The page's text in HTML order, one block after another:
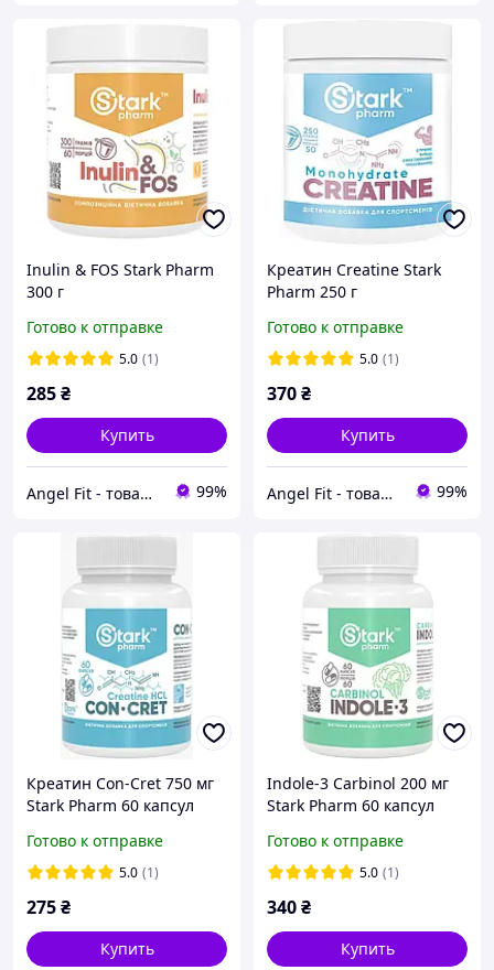
Inulin & FOS Stark Pharm
300 г
Готово к отправке
5.0 (1)
285₴
Купить
Angel Fit - товари для здоров'я, спорту та активного життя 99%
Креатин Creatine Stark
Pharm 250 г
Готово к отправке
5.0 (1)
370₴
Купить
Angel Fit - товари для здоров'я, спорту та активного життя 99%
Креатин Con-Cret 750 мг
Stark Pharm 60 капсул
Готово к отправке
5.0 (1)
275₴
Купить
Indole-3 Carbinol 200 мг
Stark Pharm 60 капсул
Готово к отправке
5.0 (1)
340₴
Купить